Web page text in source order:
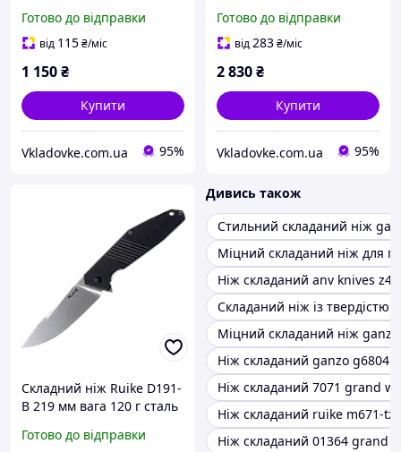
Lock рукоятка G10
Готово до відправки
від 115₴/міс
1 150₴
Купити
Vkladovke.com.ua 95%
G10
Готово до відправки
від283₴/міс
2 830₴
Купити
Vkladovke.com.ua 95%
Складний ніж Ruike D191-
B 219 мм вага 120 г сталь
lock ергономічна
Готово до відправки
Дивись також
Стильний складаний ніж
Міцний складаний ніж для
Ніж складаний anv knives
Складаний ніж із твердістю
Міцний складаний ніж
Ніж складаний ganzo g6804
Ніж складаний 7071 grand
Ніж складаний ruike m671-tz
Ніж складаний 01364 grand